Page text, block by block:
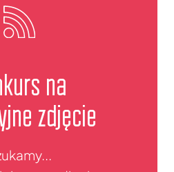
na
zdjęcie